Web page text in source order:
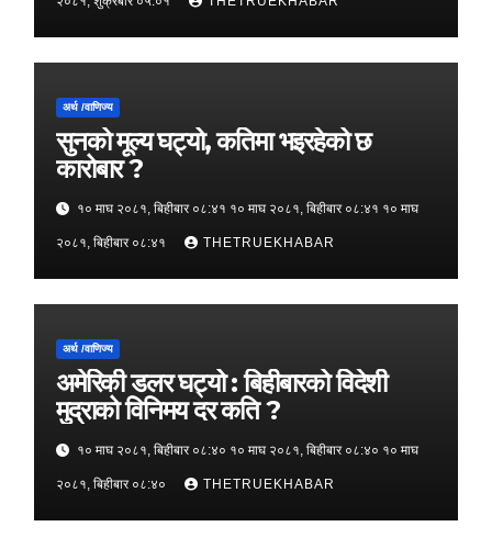
अर्थ /वाणिज्य
सुनको मूल्य घट्यो, कतिमा भइरहेको छ
कारोबार ?
१० माघ २०८१, बिहीबार ०८:४१ १० माघ २०८१, बिहीबार ०८:४१ १० माघ
२०८१, बिहीबार ०८:४१ THETRUEKHABAR
अर्थ /वाणिज्य
अमेरिकी डलर घट्यो : बिहीबारको विदेशी
मुद्राको विनिमय दर कति ?
१० माघ २०८१, बिहीबार ०८:४० १० माघ २०८१, बिहीबार ०८:४० १० माघ
२०८१, बिहीबार ०८:४० THETRUEKHABAR